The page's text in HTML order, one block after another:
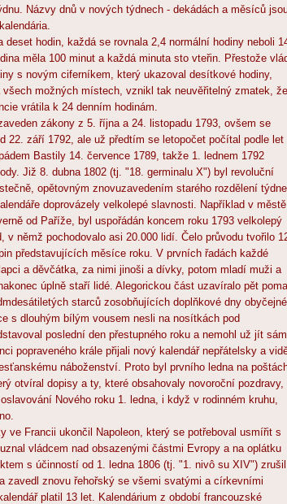
Názvy dnů v nových týdnech - dekádách a měsíců
deset hodin, každá se rovnala 2,4 normální hodiny neboli
měla 100 minut a každá minuta sto vteřin. Přestože
s novým ciferníkem, který ukazoval desítkové hodiny,
všech možných místech, vznikl tak neuvěřitelný zmatek, že
vrátila k 24 denním hodinám.
zákony z 5. října a 24. listopadu 1793, ovšem se
22. září 1792, ale už předtím se letopočet počítal podle let
Bastily 14. července 1789, takže 1. lednem 1792
Již 8. dubna 1802 (tj. "18. germinalu X") byl revoluční
opětovným znovuzavedením starého rozdělení
doprovázely velkolepé slavnosti. Například v městě
od Paříže, byl uspořádán koncem roku 1793 velkolepý
v němž pochodovalo asi 20.000 lidí. Čelo průvodu tvořilo
představujících měsíce roku. V prvních řadách každé
a děvčátka, za nimi jinoši a dívky, potom mladí muži a
úplně staří lidé. Alegorickou část uzavíralo pět
starců zosobňujících doplňkové dny
s dlouhým bílým vousem nesli na nosítkách pod
poslední den přestupného roku a nemohl už jít
popraveného krále přijali nový kalendář nepřátelsky a
náboženství. Proto byl prvního ledna na
otvíral dopisy a ty, které obsahovaly novoroční pozdravy,
Nového roku 1. ledna, i když v rodinném kruhu,
ve Francii ukončil Napoleon, který se potřeboval usmířit s
vládcem nad obsazenými částmi Evropy a na oplátku
s účinností od 1. ledna 1806 (tj. "1. nivô su XIV") zrušil
zavedl znovu řehořský se všemi svatými a církevními
platil 13 let. Kalendárium z období francouzské